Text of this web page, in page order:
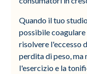
Quando il tuo
possibile
risolvere l'eccesso
perdita di peso, ma
l'esercizio e la